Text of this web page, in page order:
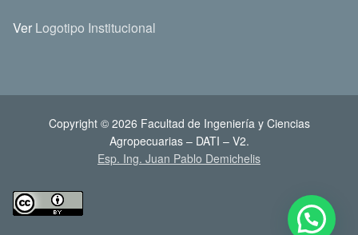
Ver Logotipo Institucional
Copyright © 2026 Facultad de Ingeniería y Ciencias
Agropecuarias – DATI – V2.
Esp. Ing. Juan Pablo Demichelis